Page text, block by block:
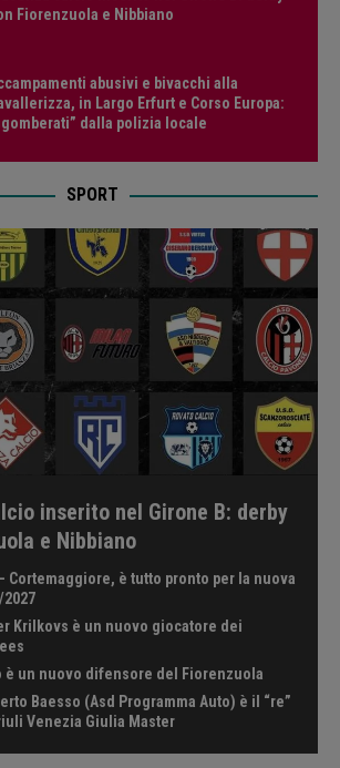
Fiorenzuola e Nibbiano
abusivi e bivacchi alla
in Largo Erfurt e Corso Europa:
dalla polizia locale
SPORT
inserito nel Girone B: derby
e Nibbiano
Cortemaggiore, è tutto pronto per la nuova
Krilkovs è un nuovo giocatore dei
è un nuovo difensore del Fiorenzuola
Baesso (Asd Programma Auto) è il “re”
Venezia Giulia Master